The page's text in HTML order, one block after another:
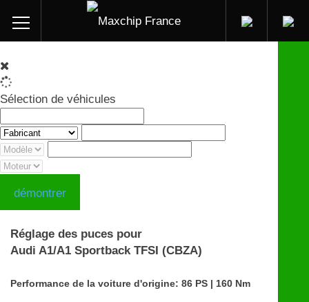
Sélection de véhicules
démontrer
Réglage des puces pour
Audi A1/A1 Sportback TFSI (CBZA)
Performance de la voiture d'origine: 86 PS | 160 Nm